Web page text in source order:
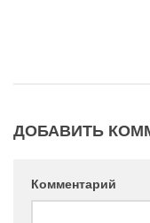
ДОБАВИТЬ
Комментарий